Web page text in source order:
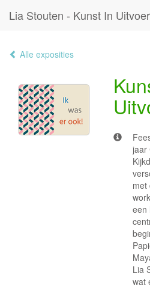
Lia Stouten - Kunst In
Alle exposities
jaar
met
een
Lia
wat